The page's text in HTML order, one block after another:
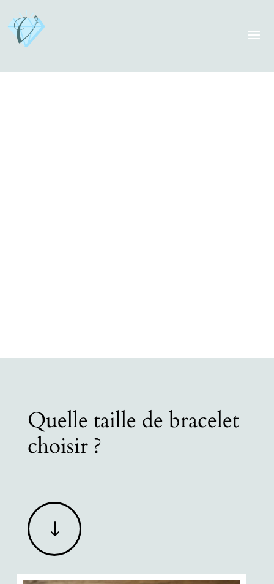
Quelle taille de bracelet
choisir ?
"